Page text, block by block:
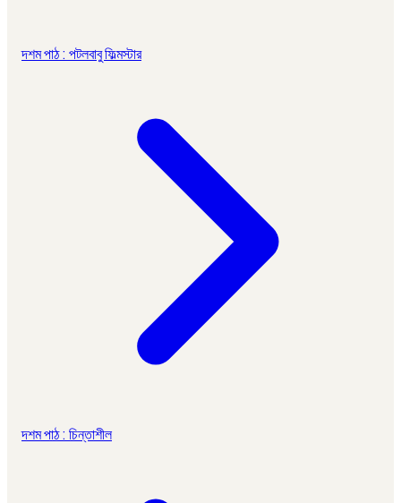
দশম পাঠ : পটলবাবু ফিল্মস্টার
দশম পাঠ : চিন্তাশীল